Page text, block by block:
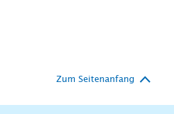
Zum Seitenanfang